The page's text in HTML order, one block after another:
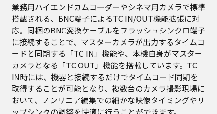
業務用ハイエンドカムコーダーやシネマ用カメラで標準
搭載される、BNC端子によるTC IN/OUT機能拡張に対
応。同梱のBNC変換ケーブルをフラッシュシンクロ端子
に接続することで、マスターカメラが出力するタイムコ
ードと同期する「TC IN」機能や、本機自身がマスター
カメラとなる「TC OUT」機能を搭載しています。TC
IN時には、機器と接続するだけでタイムコード同期を
取得することが可能となり、複数台のカメラ撮影現場に
おいて、ノンリニア編集での細かな映像タイミングやリ
ップシンクの調整を快適に行うことができます。